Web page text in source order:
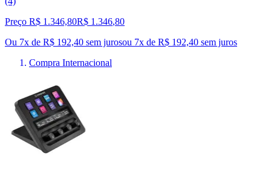
Preço R$ 1.346,80R$ 1.346,80
Ou 7x de R$ 192,40 sem jurosou 7x de R$ 192,40 sem juros
Compra Internacional